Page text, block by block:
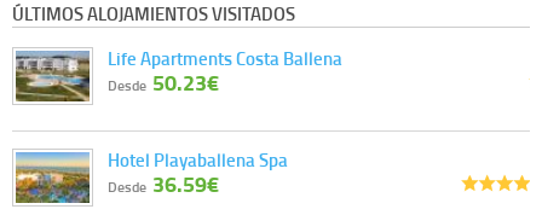
ÚLTIMOS ALOJAMIENTOS VISITADOS
Life Apartments Costa Ballena
Desde 50.23€
Hotel Playaballena Spa
Desde 36.59€